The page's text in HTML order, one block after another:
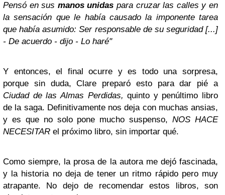
Pensó en sus manos unidas para cruzar las calles y en
la sensación que le había causado la imponente tarea
que había asumido: Ser responsable de su seguridad [...]
- De acuerdo - dijo - Lo haré"
Y entonces, el final ocurre y es todo una sorpresa,
porque sin duda, Clare preparó esto para dar pié a
Ciudad de las Almas Perdidas,quinto y penúltimo libro
de la saga. Definitivamente nos deja con muchas ansias,
y es que no solo pone mucho suspenso,NOS HACE
NECESITAR el próximo libro, sin importar qué.
Como siempre, la prosa de la autora me dejó fascinada,
y la historia no deja de tener un ritmo rápido pero muy
atrapante. No dejo de recomendar estos libros, son